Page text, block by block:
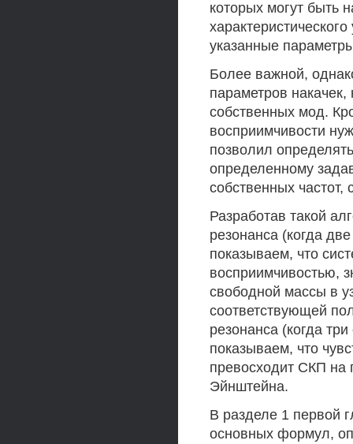
которых могут быть
указанные
Более важной,
параметров
собственных мод.
восприимчивости
позволил
определенному
собственных
Разработав такой
резонанса (когда
показываем, что
восприимчивостью,
свободной массы в
соответствующей
резонанса (когда
показываем, что
превосходит СКП на
Эйнштейна.
В разделе 1 первой
основных формул,